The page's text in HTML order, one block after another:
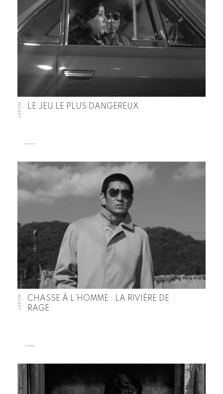
JAPON LE JEU LE PLUS DANGEREUX
JAPON
CHASSE À L’HOMME : LA RIVIÈRE DE
RAGE